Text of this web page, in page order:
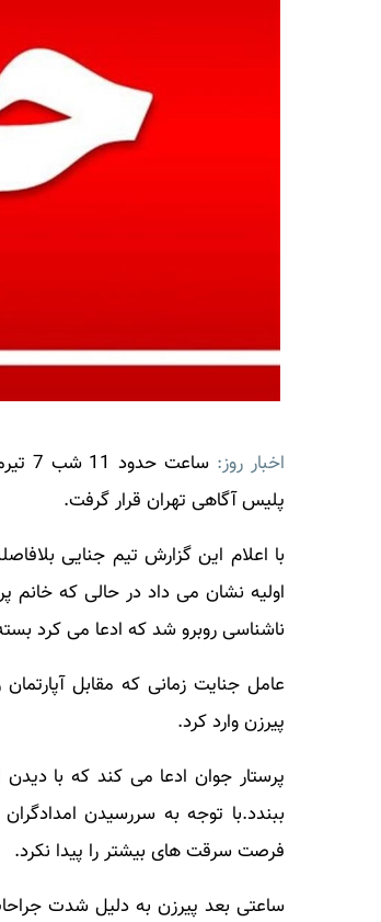
اخبار روز:
پلیس آگاهی تهران قرار گرفت.
با اعلام این گزارش تیم جنایی
اولیه نشان می داد در حالی که خانم
ناشناسی روبرو شد که ادعا می کرد
عامل جنایت زمانی که مقابل
پیرزن وارد کرد.
پرستار جوان ادعا می کند که با
فرصت سرقت های بیشتر را پیدا نکرد.
ساعتی بعد پیرزن به دلیل شدت